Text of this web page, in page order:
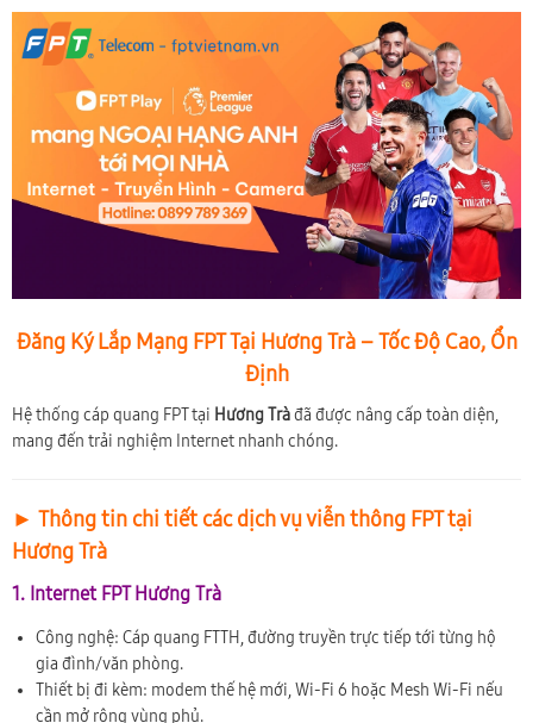
Đăng Ký Lắp Mạng FPT Tại Hương Trà – Tốc Độ Cao, Ổn
Định
Hệ thống cáp quang FPT tại Hương Tràđã được nâng cấp toàn diện,
mang đến trải nghiệm Internet nhanh chóng.
► Thông tin chi tiết các dịch vụ viễn thông FPT tại
Hương Trà
1. Internet FPT Hương Trà
Công nghệ: Cáp quang FTTH, đường truyền trực tiếp tới từng hộ
gia đình/văn phòng.
Thiết bị đi kèm: modem thế hệ mới, Wi-Fi 6 hoặc Mesh Wi-Fi nếu
cần mở rộng vùng phủ.